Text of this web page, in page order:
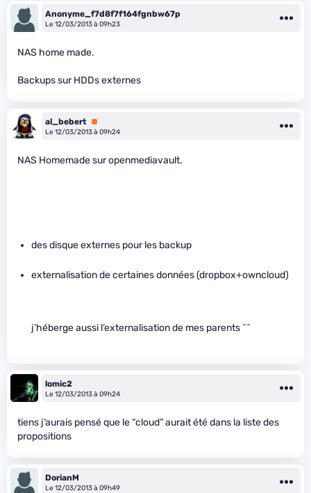
Anonyme_f7d8f7f164fgnbw67p
Le 12/03/2013 à 09h23
NAS home made.
Backups sur HDDs externes
al_bebert Premium
Le 12/03/2013 à 09h24
NAS Homemade sur openmediavault.
des disque externes pour les backup
externalisation de certaines données (dropbox+owncloud)
j’héberge aussi l’externalisation de mes parents ^^
lomic2
Le 12/03/2013 à 09h24
tiens j’aurais pensé que le “cloud” aurait été dans la liste des
propositions
DorianM
Le 12/03/2013 à 09h49